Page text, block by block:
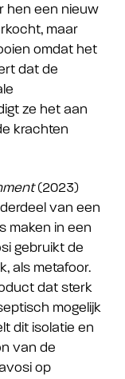
hen een nieuw
maar
omdat het
dat de
ze het aan
krachten
(2023)
van een
maken in een
gebruikt de
als metafoor.
dat sterk
mogelijk
dit isolatie en
van de
op